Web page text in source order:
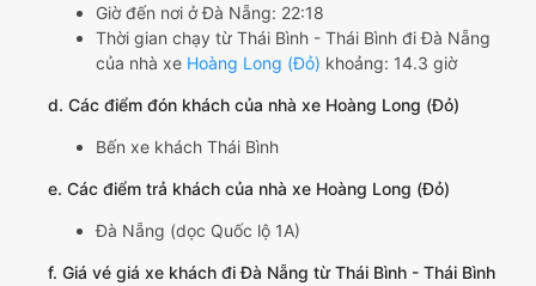
Giờ đến nơi ở Đà Nẵng: 22:18
Thời gian chạy từ Thái Bình - Thái Bình đi Đà Nẵng
của nhà xe Hoàng Long (Đỏ) khoảng: 14.3 giờ
d. Các điểm đón khách của nhà xe Hoàng Long (Đỏ)
Bến xe khách Thái Bình
e. Các điểm trả khách của nhà xe Hoàng Long (Đỏ)
Đà Nẵng (dọc Quốc lộ 1A)
f. Giá vé giá xe khách đi Đà Nẵng từ Thái Bình - Thái Bình